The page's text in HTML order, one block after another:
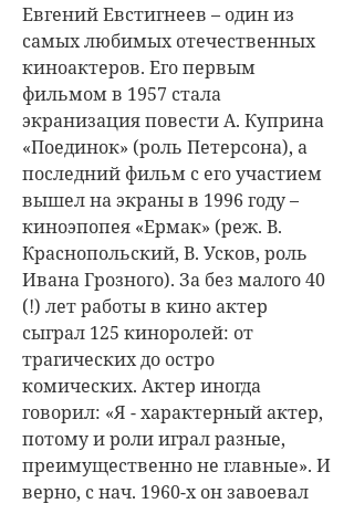
Евгений Евстигнеев – один из
самых любимых отечественных
киноактеров. Его первым
фильмом в 1957 стала
экранизация повести А. Куприна
«Поединок» (роль Петерсона), а
последний фильм с его участием
вышел на экраны в 1996 году –
киноэпопея «Ермак» (реж. В.
Краснопольский, В. Усков, роль
Ивана Грозного). За без малого 40
(!) лет работы в кино актер
сыграл 125 киноролей: от
трагических до остро
комических. Актер иногда
говорил: «Я - характерный актер,
потому и роли играл разные,
преимущественно не главные». И
верно, с нач. 1960-х он завоевал